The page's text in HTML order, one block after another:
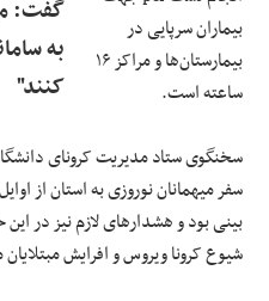
گفت:
کنند"
بیماران سرپایی در
بیمارستان‌ها و مراکز ۱۶
ساعته است.
سخنگوی ستاد مدیریت کرونای
سفر میهمانان نوروزی به استان از
بینی بود و هشدار‌های لازم نیز در
شیوع کرونا ویروس و افرایش